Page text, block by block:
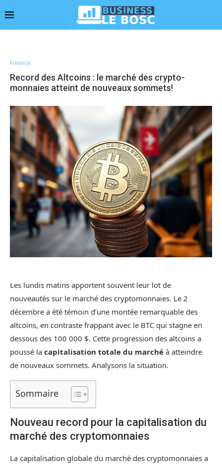
Finance
Record des Altcoins : le marché des crypto-
monnaies atteint de nouveaux sommets!
Les lundis matins apportent souvent leur lot de
nouveautés sur le marché des cryptomonnaies. Le 2
décembre a été témoin d’une montée remarquable des
altcoins, en contraste frappant avec le BTC qui stagne en
dessous des 100 000 $. Cette progression des altcoins a
poussé la capitalisation totale du marché à atteindre
de nouveaux sommets. Analysons la situation.
Sommaire
Nouveau record pour la capitalisation du
marché des cryptomonnaies
La capitalisation globale du marché des cryptomonnaies a